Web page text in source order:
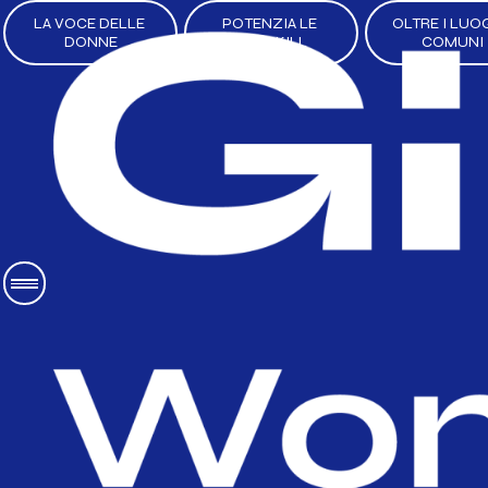
LA VOCE DELLE
DONNE
POTENZIA LE
TUE SKILL
OLTRE I
COMUNI
Contrastare il
mobbing